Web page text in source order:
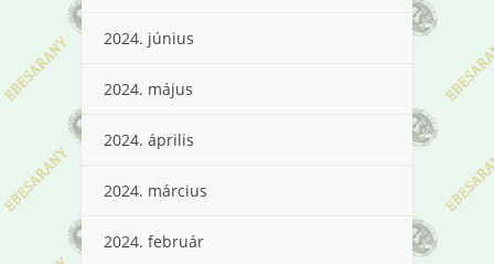
2024. június
2024. május
2024. április
2024. március
2024. február